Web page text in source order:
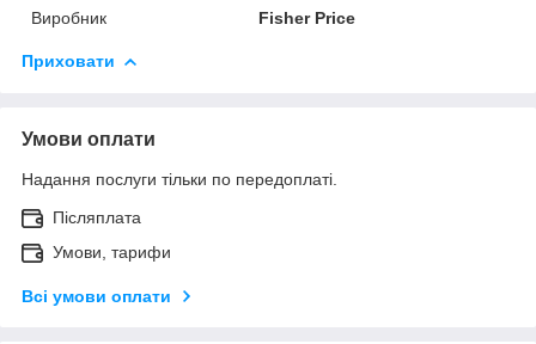
Виробник
Fisher Price
Приховати
Умови оплати
Надання послуги тільки по передоплаті.
Післяплата
Умови, тарифи
Всі умови оплати